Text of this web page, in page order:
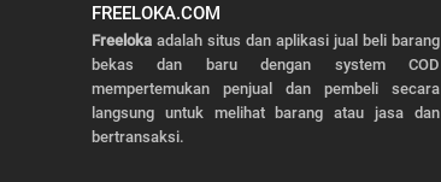
FREELOKA.COM
Freelokaadalah situs dan aplikasi jual beli barang
bekas dan baru dengan system COD
mempertemukan penjual dan pembeli secara
langsung untuk melihat barang atau jasa dan
bertransaksi.